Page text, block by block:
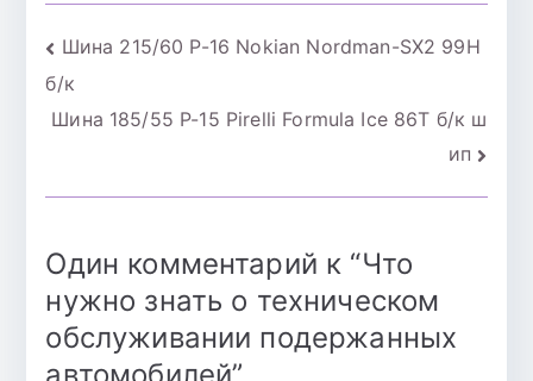
Навигация
по
Шина 215/60 Р-16 Nokian Nordman-SX2 99H
б/к
Шина 185/55 Р-15 Pirelli Formula Ice 86T б/к ш
ип
Один комментарий к “Что
нужно знать о техническом
обслуживании подержанных
автомобилей”